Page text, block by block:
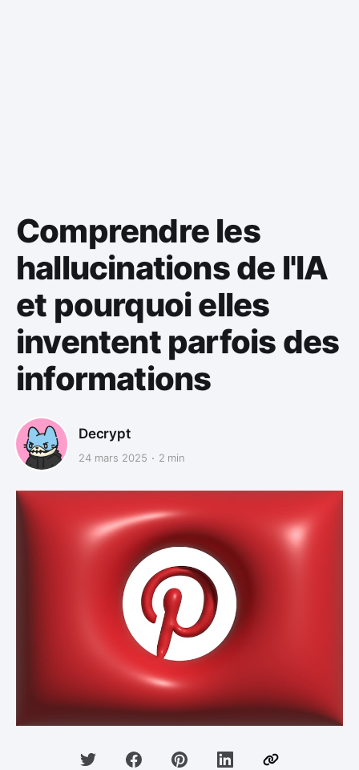
Comprendre les
hallucinations de l'IA
et pourquoi elles
inventent parfois des
informations
Decrypt
24 mars 2025 2 min